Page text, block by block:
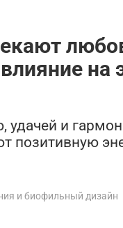
на
и
позитивную
и биофильный дизайн